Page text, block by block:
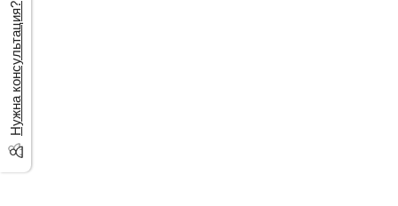
Нужна консультация?